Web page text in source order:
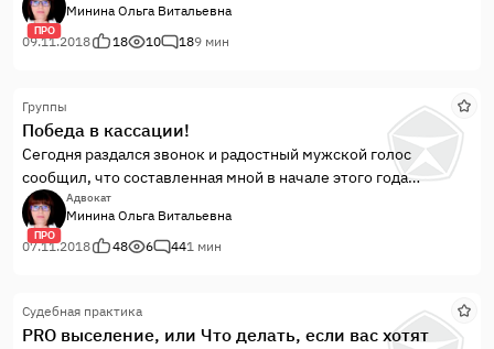
ПРО
Минина Ольга Витальевна
09.11.2018
18 10 189 мин
Группы
Победа в кассации!
Сегодня раздался звонок и радостный мужской голос
сообщил, что составленная мной в начале этого года
кассационная жалоба удовлетворена президиумом
Сахалинского областного суда, чему я несказанно
обрадовалась!
ПРО
Адвокат
Минина Ольга Витальевна
07.11.2018
48 6 441 мин
Судебная практика
PRO выселение, или Что делать, если вас хотят